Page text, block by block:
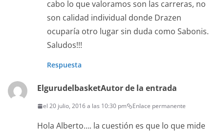
cabo lo que valoramos son las carreras, no
son calidad individual donde Drazen
ocuparía otro lugar sin duda como Sabonis.
Saludos!!!
Respuesta
ElgurudelbasketAutor de la entrada
el 20 julio, 2016 a las 10:30 pm Enlace permanente
Hola Alberto…. la cuestión es que lo que mide